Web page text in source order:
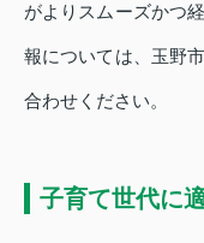
がよりスムーズかつ
報については、玉野
合わせください。
子育て世代に